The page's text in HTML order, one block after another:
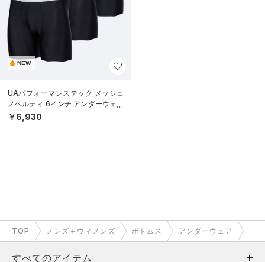
NEW
UAパフォーマンステック メッシュ
ノベルティ 6インチ アンダーウェア
（3枚セット）（トレーニング/ME
￥6,930
TOP メンズ＋ウィメンズ ボトムス アンダーウェア
すべてのアイテム